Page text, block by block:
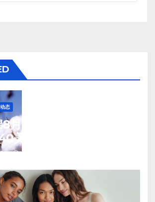
态
月7日(周五)收涨12月合
美分/磅
TENG